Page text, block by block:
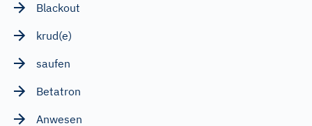
Blackout
krud(e)
saufen
Betatron
Anwesen